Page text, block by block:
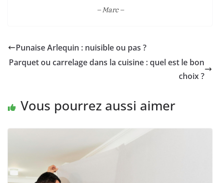
– Marc –
Punaise Arlequin : nuisible ou pas ?
Parquet ou carrelage dans la cuisine : quel est le bon
choix ?
Vous pourrez aussi aimer